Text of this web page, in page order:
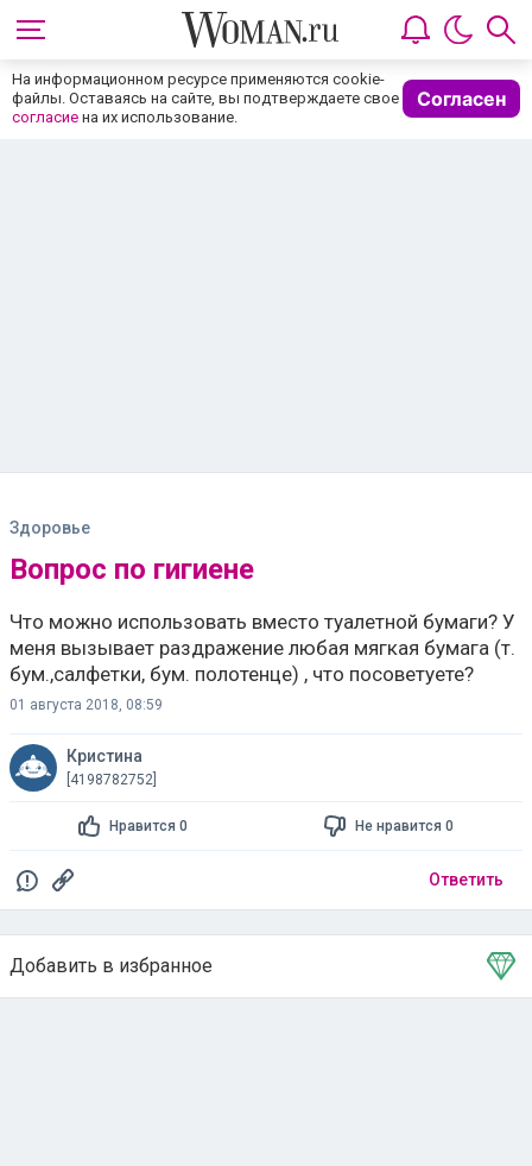
На информационном ресурсе применяются cookie-
файлы. Оставаясь на сайте, вы подтверждаете свое
согласие на их использование.
Согласен
Здоровье
Вопрос по гигиене
Что можно использовать вместо туалетной бумаги? У
меня вызывает раздражение любая мягкая бумага (т.
бум.,салфетки, бум. полотенце) , что посоветуете?
01 августа 2018, 08:59
Кристина
[4198782752]
Нравится 0 Не нравится 0
Ответить
Добавить в избранное
Тема в избранном